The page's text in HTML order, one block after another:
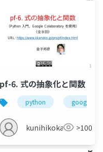
リスト
pf-6. 式の抽象化と関数
python google
kunihikokaneko>100